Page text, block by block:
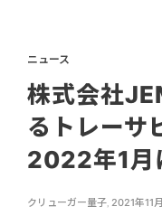
ニュース
株式会社
るトレーサ
2022年1月
クリューガー量子, 2021年11